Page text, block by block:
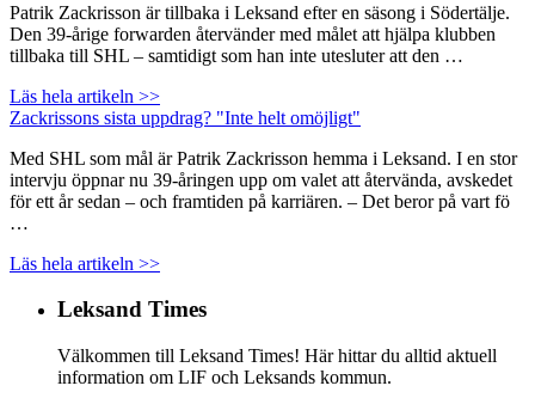
Patrik Zackrisson är tillbaka i Leksand efter en säsong i Södertälje.
Den 39-årige forwarden återvänder med målet att hjälpa klubben
tillbaka till SHL – samtidigt som han inte utesluter att den …
Läs hela artikeln >>
Zackrissons sista uppdrag? "Inte helt omöjligt"
Med SHL som mål är Patrik Zackrisson hemma i Leksand. I en stor
intervju öppnar nu 39-åringen upp om valet att återvända, avskedet
för ett år sedan – och framtiden på karriären. – Det beror på vart fö
…
Läs hela artikeln >>
Leksand Times
Välkommen till Leksand Times! Här hittar du alltid aktuell
information om LIF och Leksands kommun.